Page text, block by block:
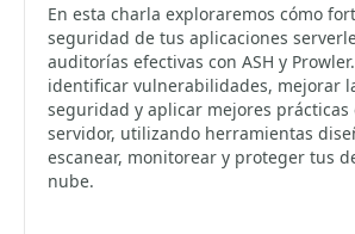
En esta charla exploraremos cómo
seguridad de tus aplicaciones
auditorías efectivas con ASH y
identificar vulnerabilidades, mejorar
seguridad y aplicar mejores prácticas
servidor, utilizando herramientas
escanear, monitorear y proteger tus
nube.